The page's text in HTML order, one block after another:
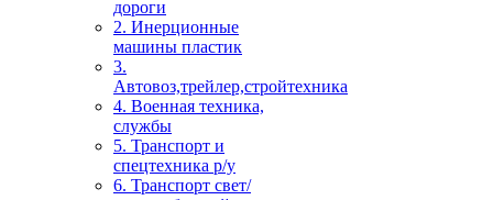
дороги
2. Инерционные
машины пластик
3.
Автовоз,трейлер,стройтехника
4. Военная техника,
службы
5. Транспорт и
спецтехника р/у
6. Транспорт свет/